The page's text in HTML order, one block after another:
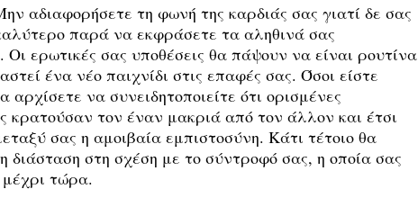
αδιαφορήσετε τη φωνή της καρδιάς σας γιατί δε σας
παρά να εκφράσετε τα αληθινά σας
ερωτικές σας υποθέσεις θα πάψουν να είναι ρουτίνα
ένα νέο παιχνίδι στις επαφές σας. Όσοι είστε
αρχίσετε να συνειδητοποιείτε ότι ορισμένες
κρατούσαν τον έναν μακριά από τον άλλον και έτσι
σας η αμοιβαία εμπιστοσύνη. Κάτι τέτοιο θα
διάσταση στη σχέση με το σύντροφό σας, η οποία σας
τώρα.